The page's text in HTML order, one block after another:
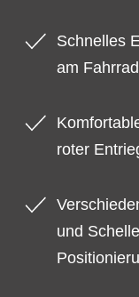
Schnelles
am
roter
und